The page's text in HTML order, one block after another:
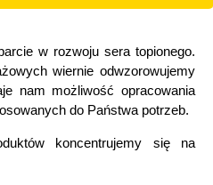
w rozwoju sera topionego.
wiernie odwzorowujemy
nam możliwość opracowania
do Państwa potrzeb.
koncentrujemy się na